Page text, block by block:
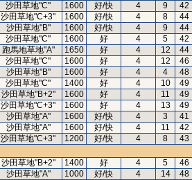
沙田草地"C" 1600 好/快 4 9
42
沙田草地"C+3" 1600 好/快 4 8
44
沙田草地"B" 1600 好/快 4 9
44
沙田草地"C" 1600 好 4 5
42
跑馬地草地"A" 1650 好 4 12
44
沙田草地"C" 1600 好 4 12
46
沙田草地"B" 1600 好 4 4
48
沙田草地"C" 1400 好 4 10
49
沙田草地"B+2" 1600 好 4 11
49
沙田草地"C+3" 1600 好 4 13
49
沙田草地"A" 1600 好/快 4 3
41
沙田草地"A" 1600 好/快 4 11
42
沙田草地"C+3" 1200 好/快 4 8
43
沙田草地"B+2" 1400 好 4 5
46
沙田草地"A" 1000 好/快 4 14
48